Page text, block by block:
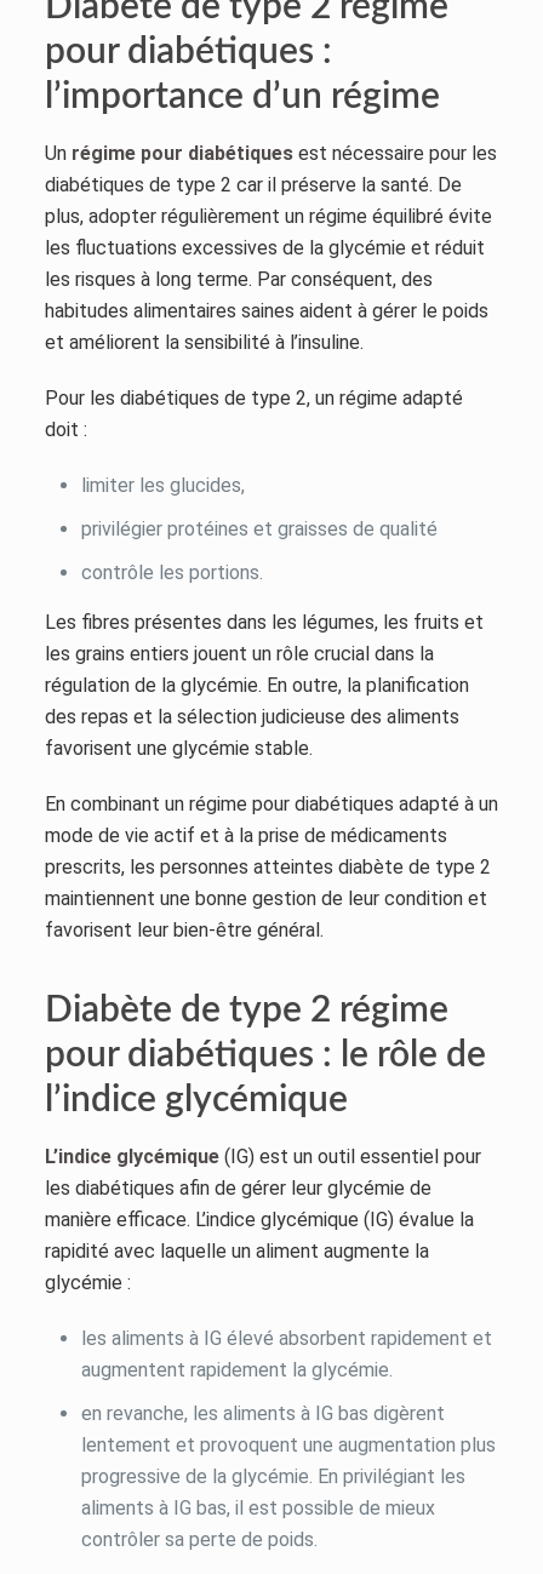
Diabète de type 2 régime
pour diabétiques :
l’importance d’un régime
Un régime pour diabétiquesest nécessaire pour les
diabétiques de type 2 car il préserve la santé. De
plus, adopter régulièrement un régime équilibré évite
les fluctuations excessives de la glycémie et réduit
les risques à long terme. Par conséquent, des
habitudes alimentaires saines aident à gérer le poids
et améliorent la sensibilité à l’insuline.
Pour les diabétiques de type 2, un régime adapté
doit :
limiter les glucides,
privilégier protéines et graisses de qualité
contrôle les portions.
Les fibres présentes dans les légumes, les fruits et
les grains entiers jouent un rôle crucial dans la
régulation de la glycémie. En outre, la planification
des repas et la sélection judicieuse des aliments
favorisent une glycémie stable.
En combinant un régime pour diabétiques adapté à un
mode de vie actif et à la prise de médicaments
prescrits, les personnes atteintes diabète de type 2
maintiennent une bonne gestion de leur condition et
favorisent leur bien-être général.
Diabète de type 2 régime
pour diabétiques : le rôle de
l’indice glycémique
L’indice glycémique(IG) est un outil essentiel pour
les diabétiques afin de gérer leur glycémie de
manière efficace. L’indice glycémique (IG) évalue la
rapidité avec laquelle un aliment augmente la
glycémie :
les aliments à IG élevé absorbent rapidement et
augmentent rapidement la glycémie.
en revanche, les aliments à IG bas digèrent
lentement et provoquent une augmentation plus
progressive de la glycémie. En privilégiant les
aliments à IG bas, il est possible de mieux
contrôler sa perte de poids.